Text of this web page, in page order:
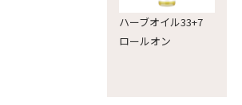
ハーブオイル33+7
ロールオン